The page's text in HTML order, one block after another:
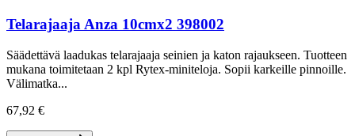
Telarajaaja Anza 10cmx2 398002
Säädettävä laadukas telarajaaja seinien ja katon rajaukseen. Tuotteen
mukana toimitetaan 2 kpl Rytex-miniteloja. Sopii karkeille pinnoille.
Välimatka...
67,92 €